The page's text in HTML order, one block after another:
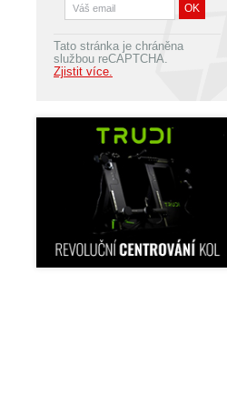
Tato stránka je chráněna
službou reCAPTCHA.
Zjistit více.